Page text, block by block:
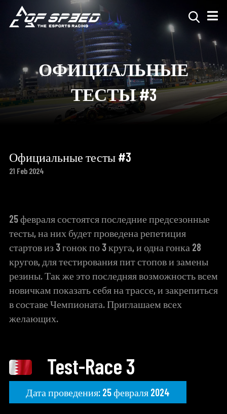
ОФИЦИАЛЬНЫЕ
ТЕСТЫ #3
Официальные тесты #3
21 Feb 2024
25 февраля состоятся последние предсезонные
тесты, на них будет проведена репетиция
стартов из 3 гонок по 3 круга, и одна гонка 28
кругов, для тестирования пит стопов и замены
резины. Так же это последняя возможность всем
новичкам показать себя на трассе, и закрепиться
в составе Чемпионата. Приглашаем всех
желающих.
Test-Race 3
Дата проведения: 25 февраля 2024